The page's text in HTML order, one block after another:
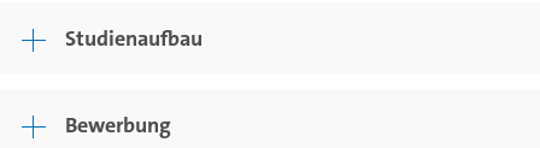
Studienaufbau
Bewerbung